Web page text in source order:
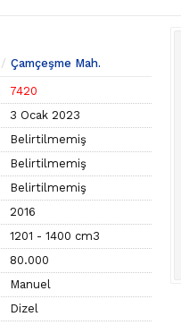
Çamçeşme Mah.
7420
3 Ocak 2023
Belirtilmemiş
Belirtilmemiş
Belirtilmemiş
2016
1201 - 1400 cm3
80.000
Manuel
Dizel